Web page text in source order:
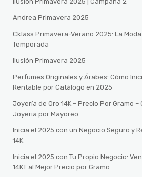
Andrea Primavera 2025
Cklass Primavera-Verano 2025: La
Temporada
Ilusión Primavera 2025
Perfumes Originales y Árabes: Cómo
Rentable por Catálogo en 2025
Joyería de Oro 14K – Precio Por Gramo –
Joyeria por Mayoreo
Inicia el 2025 con un Negocio Seguro y
14K
Inicia el 2025 con Tu Propio Negocio:
14KT al Mejor Precio por Gramo